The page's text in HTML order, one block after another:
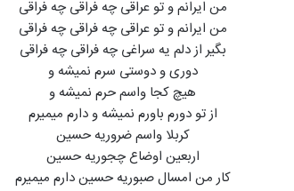
من ایرانم و تو عراقی چه فراقی چه فراقی
من ایرانم و تو عراقی چه فراقی چه فراقی
بگیر از دلم یه سراغی چه فراقی چه فراقی
دوری و دوستی سرم نمیشه و
هیچ کجا واسم حرم نمیشه و
از تو دورم باورم نمیشه و دارم میمیرم
کربلا واسم ضروریه حسین
اربعین اوضاع چجوریه حسین
کار من امسال صبوریه حسین دارم میمیرم